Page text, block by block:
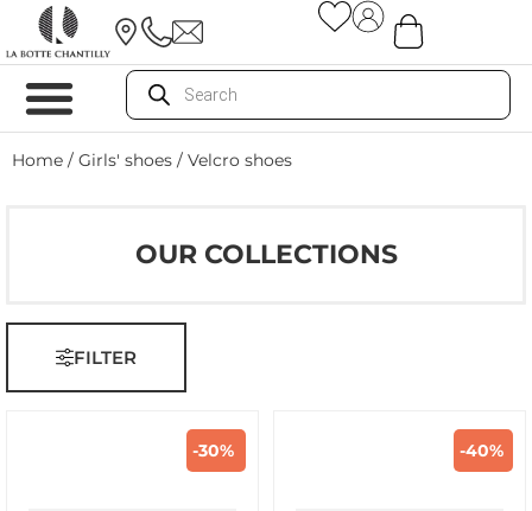
Home / Girls' shoes / Velcro shoes
OUR COLLECTIONS
FILTER
-30% -40%